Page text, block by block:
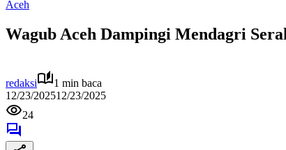
Aceh
Wagub Aceh Dampingi Mendagri
redaksi
1 min baca
12/23/202512/23/2025
24